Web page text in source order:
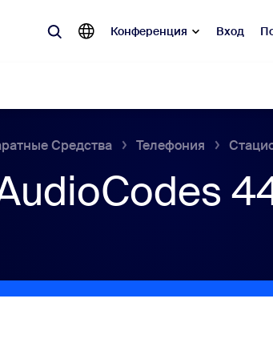
Конференция Вход
Zoom, наиболее востребованные у клиентов.
Средства Телефония